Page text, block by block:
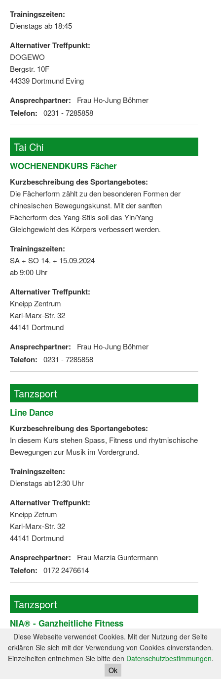
Trainingszeiten:
Dienstags ab 18:45
Alternativer Treffpunkt:
DOGEWO
Bergstr. 10F
44339 Dortmund Eving
Ansprechpartner: Frau Ho-Jung Böhmer
Telefon: 0231 - 7285858
Tai Chi
WOCHENENDKURS Fächer
Kurzbeschreibung des Sportangebotes:
Die Fächerform zählt zu den besonderen Formen der
chinesischen Bewegungskunst. Mit der sanften
Fächerform des Yang-Stils soll das Yin/Yang
Gleichgewicht des Körpers verbessert werden.
Trainingszeiten:
SA + SO 14. + 15.09.2024
ab 9:00 Uhr
Alternativer Treffpunkt:
Kneipp Zentrum
Karl-Marx-Str. 32
44141 Dortmund
Ansprechpartner: Frau Ho-Jung Böhmer
Telefon: 0231 - 7285858
Tanzsport
Line Dance
Kurzbeschreibung des Sportangebotes:
In diesem Kurs stehen Spass, Fitness und rhytmischische
Bewegungen zur Musik im Vordergrund.
Trainingszeiten:
Dienstags ab12:30 Uhr
Alternativer Treffpunkt:
Kneipp Zetrum
Karl-Marx-Str. 32
44141 Dortmund
Ansprechpartner: Frau Marzia Guntermann
Telefon: 0172 2476614
Tanzsport
NIA® - Ganzheitliche Fitness
Kurzbeschreibung des Sportangebotes:
NIA ist ein ganzheitliches Fitnesskonzept, dass sich aus
östlichen -u. westlichen Tanzformen, Kampfkünsten und
Körpertherapie zusammensetzt.
Diese Webseite verwendet Cookies. Mit der Nutzung der Seite
erklären Sie sich mit der Verwendung von Cookies einverstanden.
Einzelheiten entnehmen Sie bitte den Datenschutzbestimmungen.
Ok